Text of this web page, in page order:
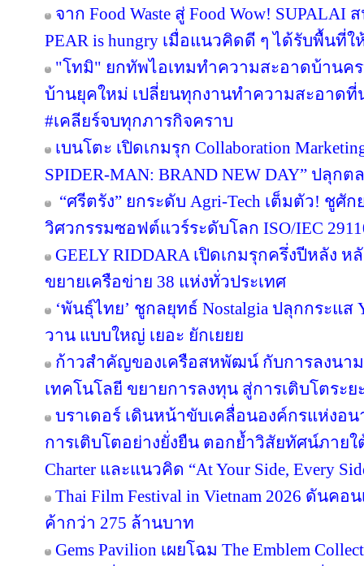
จาก Food Waste สู่ Food Wow! SUPALAI
PEAR is hungry เมื่อแนวคิดดี ๆ ได้รับพื้นที่ใ
"โทมิ" ยกทัพไอเทมทำความสะอาดบ้านค
บ้านยุคใหม่ เปลี่ยนทุกงานทำความสะอาดที่
#เคลียร์จบทุกภารกิจคราบ
เบนโตะ เปิดเกมรุก Collaboration
SPIDER-MAN: BRAND NEW DAY” ปลุ
“ศรีตรัง” ยกระดับ Agri-Tech เต็มตัว! ชู
วิศวกรรมซอฟต์แวร์ระดับโลก ISO/IEC
GEELY RIDDARA เปิดเกมรุกครึ่งปีหลัง
ขยายเครือข่าย 38 แห่งทั่วประเทศ
‘พันธุ์ไทย’ ชูกลยุทธ์ Nostalgia ปลุกกระแ
วาน แบบใหญ่ เยอะ ยักเยยย
ก้าวสำคัญของเครือสหพัฒน์ กับการลงนา
เทคโนโลยี ขยายการลงทุน สู่การเติบโตระย
บราเดอร์ เดินหน้าขับเคลื่อนองค์กรแห่งอ
การเติบโตอย่างยั่งยืน ตอกย้ำวิสัยทัศน์ภายใต้
Charter และแนวคิด “At Your Side, Every
Thai Film Festival in Vietnam 2026 ดันค
ค้ากว่า 275 ล้านบาท
Gems Pavilion เผยโฉม The Emblem